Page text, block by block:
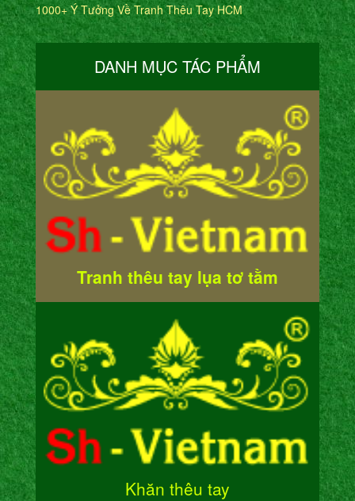
1000+ Ý Tưởng Về Tranh Thêu Tay HCM
DANH MỤC TÁC PHẨM
Tranh thêu tay lụa tơ tằm
Khăn thêu tay